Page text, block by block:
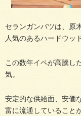
セランガンバツは、原
人気のあるハードウッ
この数年イペが高騰し
気。
安定的な供給面、安価
富に流通していること